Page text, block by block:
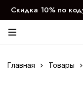
Скидка 10% по
Главная Товары